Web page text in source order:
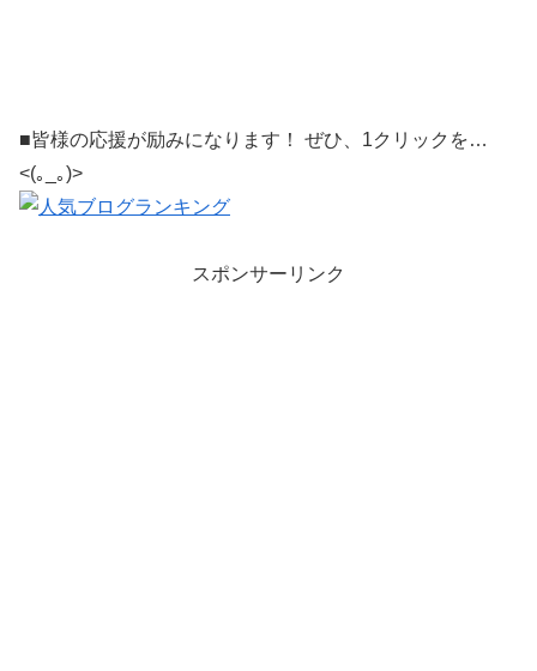
■皆様の応援が励みになります！ ぜひ、1クリックを…
<(｡_｡)>
スポンサーリンク